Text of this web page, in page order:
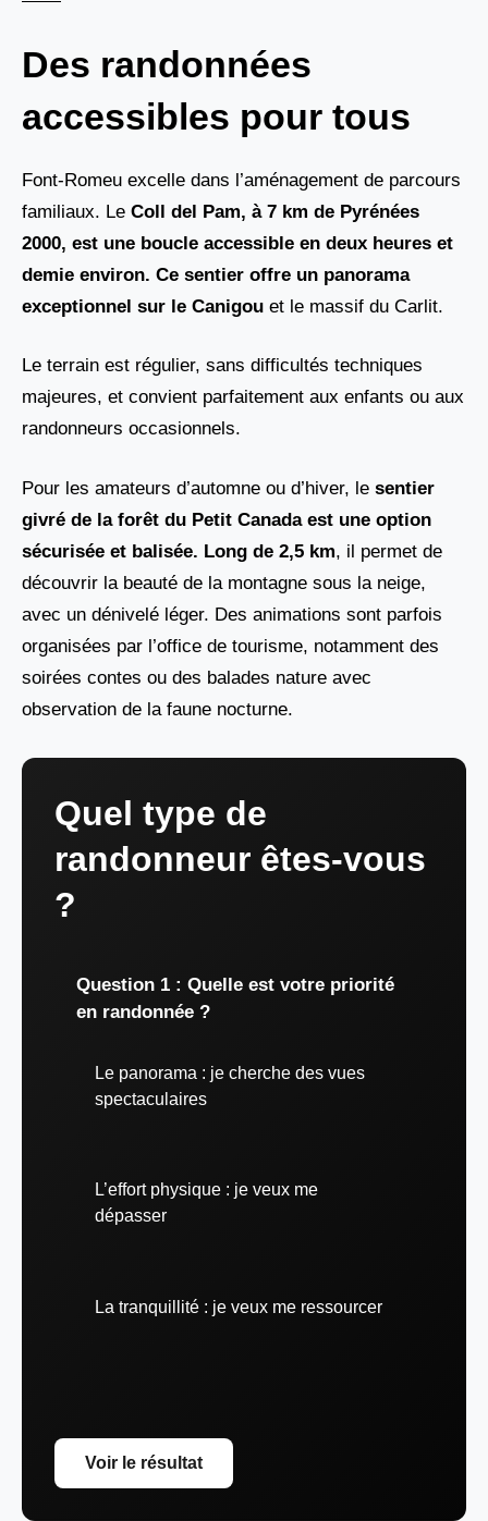
Des randonnées
accessibles pour tous
Font-Romeu excelle dans l’aménagement de parcours
familiaux. Le Coll del Pam, à 7 km de Pyrénées
2000, est une boucle accessible en deux heures et
demie environ. Ce sentier offre un panorama
exceptionnel sur le Canigou et le massif du Carlit.
Le terrain est régulier, sans difficultés techniques
majeures, et convient parfaitement aux enfants ou aux
randonneurs occasionnels.
Pour les amateurs d’automne ou d’hiver, le sentier
givré de la forêt du Petit Canada est une option
sécurisée et balisée. Long de 2,5 km, il permet de
découvrir la beauté de la montagne sous la neige,
avec un dénivelé léger. Des animations sont parfois
organisées par l’office de tourisme, notamment des
soirées contes ou des balades nature avec
observation de la faune nocturne.
Quel type de
randonneur êtes-vous
?
Question 1 : Quelle est votre priorité
en randonnée ?
Le panorama : je cherche des vues
spectaculaires
L’effort physique : je veux me
dépasser
La tranquillité : je veux me ressourcer
Voir le résultat